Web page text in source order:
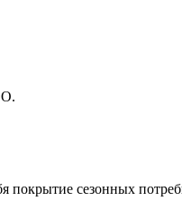
сезонных